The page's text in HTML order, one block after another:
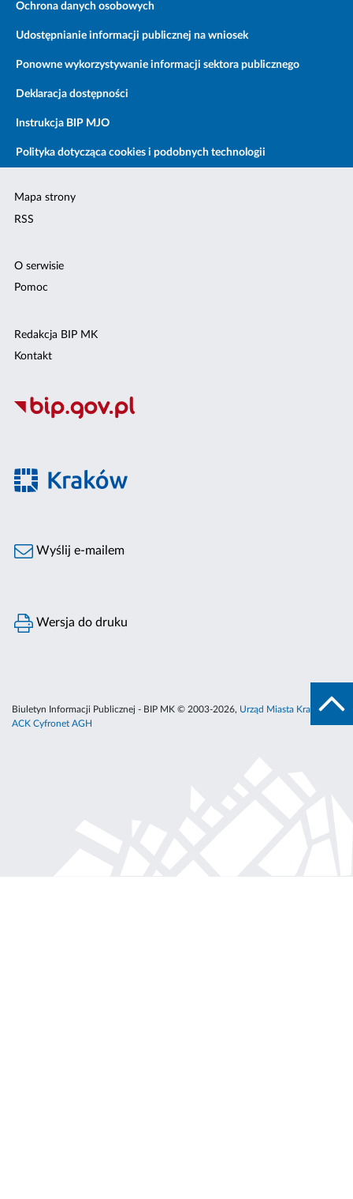
Ochrona danych osobowych
Udostępnianie informacji publicznej na wniosek
Ponowne wykorzystywanie informacji sektora publicznego
Deklaracja dostępności
Instrukcja BIP MJO
Polityka dotycząca cookies i podobnych technologii
Mapa strony
RSS
O serwisie
Pomoc
Redakcja BIP MK
Kontakt
Wyślij e-mailem
Wersja do druku
Biuletyn Informacji Publicznej - BIP MK © 2003-2026, Urząd Miasta Krakowa
ACK Cyfronet AGH